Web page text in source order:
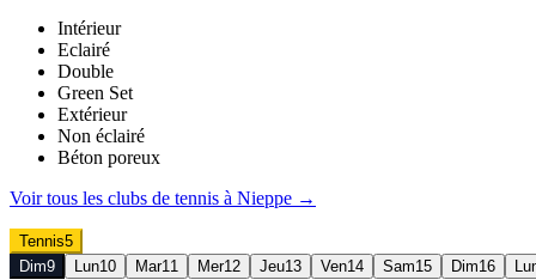
Intérieur
Eclairé
Double
Green Set
Extérieur
Non éclairé
Béton poreux
Voir tous les clubs de tennis à Nieppe →
Tennis5
Dim9 Lun10 Mar11 Mer12 Jeu13 Ven14 Sam15 Dim16